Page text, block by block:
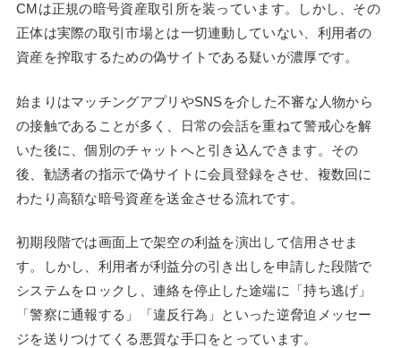
CMは正規の暗号資産取引所を装っています。しかし、その
正体は実際の取引市場とは一切連動していない、利用者の
資産を搾取するための偽サイトである疑いが濃厚です。
始まりはマッチングアプリやSNSを介した不審な人物から
の接触であることが多く、日常の会話を重ねて警戒心を解
いた後に、個別のチャットへと引き込んできます。その
後、勧誘者の指示で偽サイトに会員登録をさせ、複数回に
わたり高額な暗号資産を送金させる流れです。
初期段階では画面上で架空の利益を演出して信用させま
す。しかし、利用者が利益分の引き出しを申請した段階で
システムをロックし、連絡を停止した途端に「持ち逃げ」
「警察に通報する」「違反行為」といった逆脅迫メッセー
ジを送りつけてくる悪質な手口をとっています。